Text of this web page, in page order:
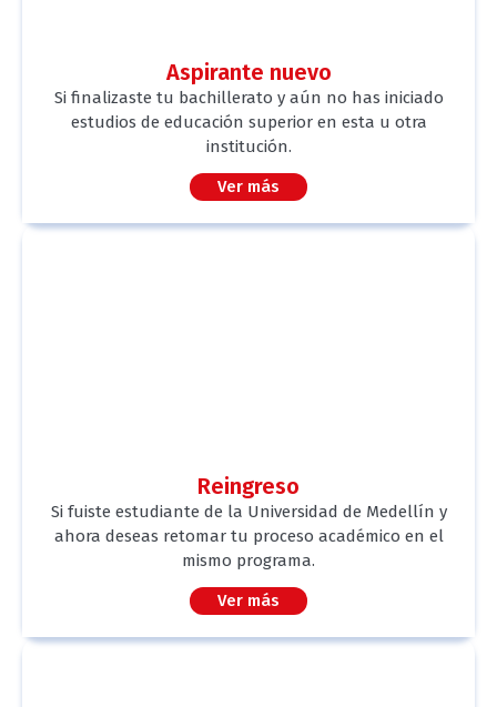
Aspirante nuevo
Si finalizaste tu bachillerato y aún no has iniciado
estudios de educación superior en esta u otra
institución.
Ver más
Reingreso
Si fuiste estudiante de la Universidad de Medellín y
ahora deseas retomar tu proceso académico en el
mismo programa.
Ver más